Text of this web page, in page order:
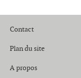
Contact
Plan du site
A propos